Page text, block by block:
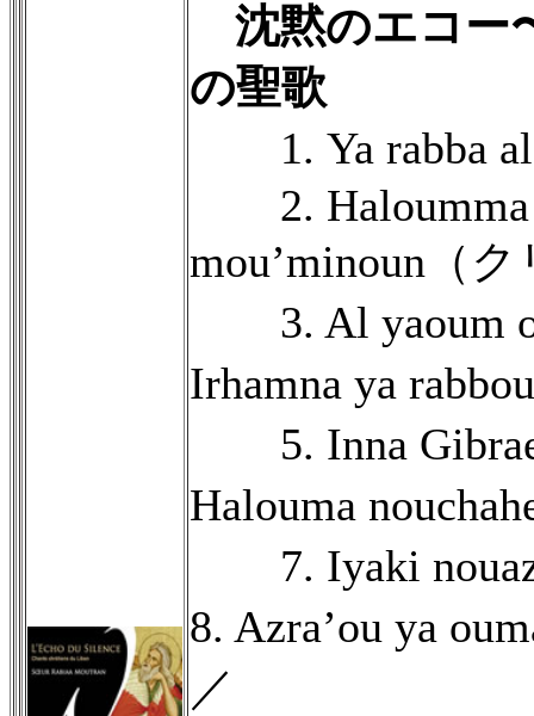
沈黙のエコー
の聖歌
1. Ya rabba al
2. Haloumma
mou’minoun（
3. Al yaoum
Irhamna ya
5. Inna
Halouma
7. Iyaki
8. Azra’ou ya
／